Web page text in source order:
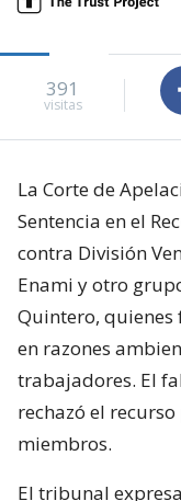
391
visitas
La Corte de
Sentencia en el
contra División
Enami y otro
Quintero,
en razones
trabajadores. El
rechazó el
miembros.
El tribunal